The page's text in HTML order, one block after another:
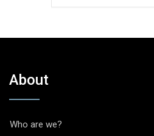
About
Who are we?